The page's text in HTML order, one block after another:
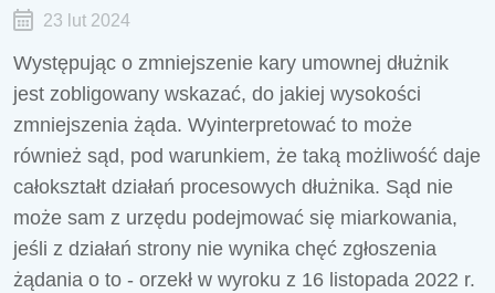
23 lut 2024
Występując o zmniejszenie kary umownej dłużnik
jest zobligowany wskazać, do jakiej wysokości
zmniejszenia żąda. Wyinterpretować to może
również sąd, pod warunkiem, że taką możliwość daje
całokształt działań procesowych dłużnika. Sąd nie
może sam z urzędu podejmować się miarkowania,
jeśli z działań strony nie wynika chęć zgłoszenia
żądania o to - orzekł w wyroku z 16 listopada 2022 r.